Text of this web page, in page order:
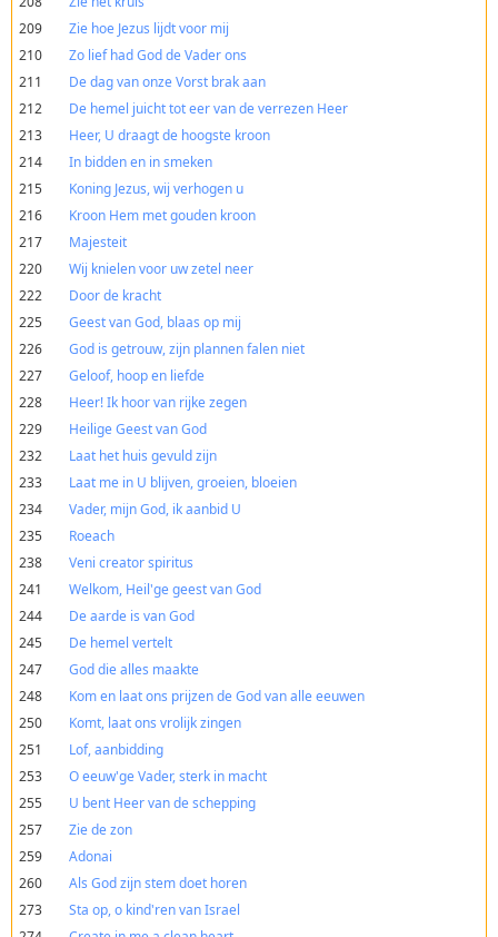
209
Zie hoe Jezus lijdt voor mij
210
Zo lief had God de Vader ons
211
De dag van onze Vorst brak aan
212
De hemel juicht tot eer van de verrezen Heer
213
Heer, U draagt de hoogste kroon
214
In bidden en in smeken
215
Koning Jezus, wij verhogen u
216
Kroon Hem met gouden kroon
217
Majesteit
220
Wij knielen voor uw zetel neer
222
Door de kracht
225
Geest van God, blaas op mij
226
God is getrouw, zijn plannen falen niet
227
Geloof, hoop en liefde
228
Heer! Ik hoor van rijke zegen
229
Heilige Geest van God
232
Laat het huis gevuld zijn
233
Laat me in U blijven, groeien, bloeien
234
Vader, mijn God, ik aanbid U
235
Roeach
238
Veni creator spiritus
241
Welkom, Heil'ge geest van God
244
De aarde is van God
245
De hemel vertelt
247
God die alles maakte
248
Kom en laat ons prijzen de God van alle eeuwen
250
Komt, laat ons vrolijk zingen
251
Lof, aanbidding
253
O eeuw'ge Vader, sterk in macht
255
U bent Heer van de schepping
257
Zie de zon
259
Adonai
260
Als God zijn stem doet horen
273
Sta op, o kind'ren van Israel